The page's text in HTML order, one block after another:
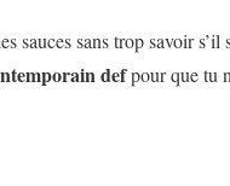
sauces sans trop savoir
defpour que tu